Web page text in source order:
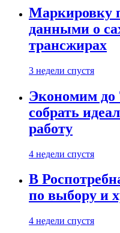
Маркировку
данными о
трансжирах
3 недели спустя
Экономим до
собрать
работу
4 недели спустя
В
по выбору и
4 недели спустя